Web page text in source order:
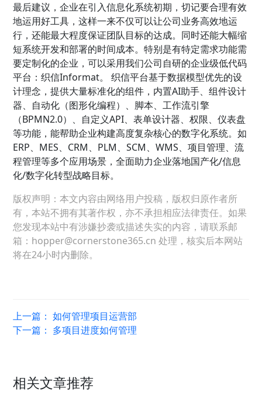
最后建议，企业在引入信息化系统初期，切记要合理有效
地运用好工具，这样一来不仅可以让公司业务高效地运
行，还能最大程度保证团队目标的达成。同时还能大幅缩
短系统开发和部署的时间成本。特别是有特定需求功能需
要定制化的企业，可以采用我们公司自研的企业级低代码
平台：织信Informat。 织信平台基于数据模型优先的设
计理念，提供大量标准化的组件，内置AI助手、组件设计
器、自动化（图形化编程）、脚本、工作流引擎
（BPMN2.0）、自定义API、表单设计器、权限、仪表盘
等功能，能帮助企业构建高度复杂核心的数字化系统。如
ERP、MES、CRM、PLM、SCM、WMS、项目管理、流
程管理等多个应用场景，全面助力企业落地国产化/信息
化/数字化转型战略目标。
版权声明：本文内容由网络用户投稿，版权归原作者所
有，本站不拥有其著作权，亦不承担相应法律责任。如果
您发现本站中有涉嫌抄袭或描述失实的内容，请联系邮
箱：hopper@cornerstone365.cn 处理，核实后本网站
将在24小时内删除。
上一篇：如何管理项目运营部
下一篇： 多项目进度如何管理
相关文章推荐